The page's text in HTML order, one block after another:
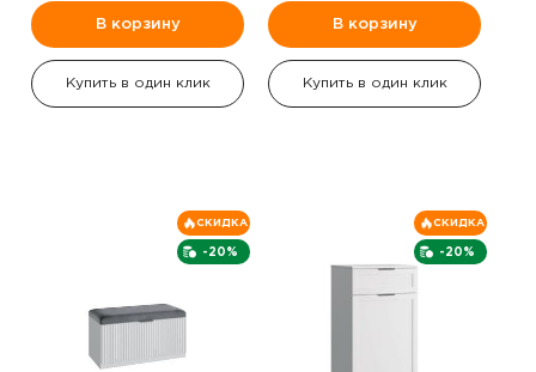
В корзину
Купить в один клик
В корзину
Купить в один клик
-20%
СКИДКА
-20%
СКИДКА